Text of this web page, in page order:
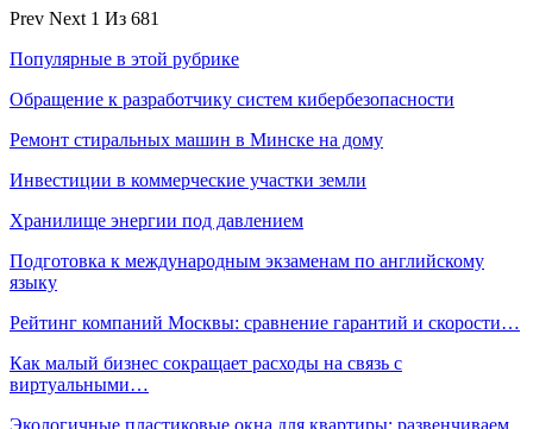
Prev Next 1 Из 681
Популярные в этой рубрике
Обращение к разработчику систем кибербезопасности
Ремонт стиральных машин в Минске на дому
Инвестиции в коммерческие участки земли
Хранилище энергии под давлением
Подготовка к международным экзаменам по английскому
языку
Рейтинг компаний Москвы: сравнение гарантий и скорости…
Как малый бизнес сокращает расходы на связь с
виртуальными…
Экологичные пластиковые окна для квартиры: развенчиваем